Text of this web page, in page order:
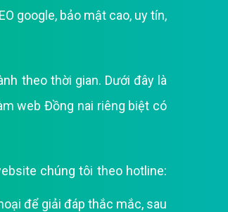
google, bảo mật cao, uy tín,
theo thời gian. Dưới đây là
web Đồng nai riêng biệt có
chúng tôi theo hotline:
để giải đáp thắc mắc, sau